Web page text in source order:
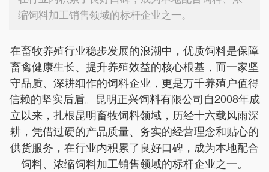
缩饲料加工销售领域的标杆企业之一。
在畜牧养殖行业稳步发展的浪潮中，优质饲料是保障
畜禽健康生长、提升养殖效益的核心根基，而一家坚
守品质、深耕细作的饲料企业，更是万千养殖户值得
信赖的坚实后盾。昆明正兴饲料有限公司自2008年成
立以来，扎根昆明畜牧饲料领域，历经十六载风雨深
耕，凭借过硬的产品质量、务实的经营理念和贴心的
供货服务，在行业内积累了良好口碑，成为本地配合
饲料、浓缩饲料加工销售领域的标杆企业之一。